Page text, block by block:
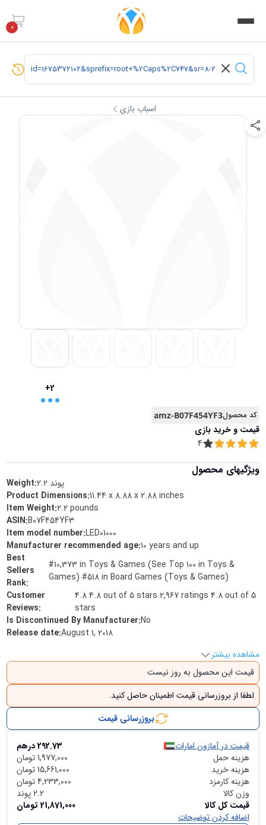
0
اسباب بازی
+2
...
کد محصولamz-B07F454YF3
قیمت و خریدبازی
4
ویژگیهای محصول
Weight:2.2 پوند
Product Dimensions:11.44 x 8.88 x 2.88 inches
Item Weight:2.2 pounds
ASIN:B07F454YF3
Item model number:LED01000
Manufacturer recommended age:10 years and up
Best
Sellers
Rank:
#10,373 in Toys & Games (See Top 100 in Toys &
Games) #518 in Board Games (Toys & Games)
Customer
Reviews:
4.8 4.8 out of 5 stars 2,967 ratings 4.8 out of 5
stars
Is Discontinued By Manufacturer:No
Release date:August 1, 2018
مشاهده بیشتر
قیمت این محصول به روز نیست
لطفا از بروزرسانی قیمت اطمینان حاصل کنید.
بروزرسانی قیمت
قیمت در آمازون امارات 292.73درهم
هزینه حمل
1,977,000تومان
هزینه خرید
15,661,000تومان
هزینه کارمزد
4,233,000تومان
وزن کالا
2.2پوند
قیمت کل کالا
21,871,000 تومان
اضافه کردن توضیحات